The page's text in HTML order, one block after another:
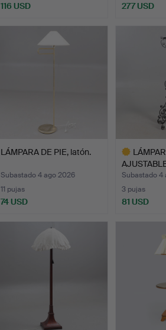
116 USD 277 USD
LÁMPARA DE PIE, latón.
Subastado 4 ago 2026
11 pujas
74 USD
DE HIE…
Subastado 4
3 pujas
81 USD